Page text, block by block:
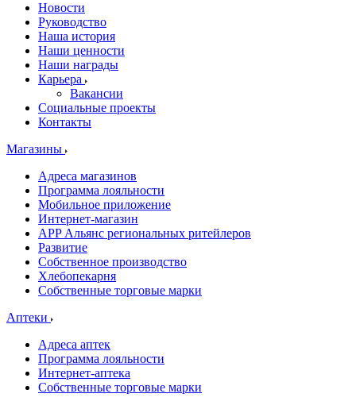
Новости
Руководство
Наша история
Наши ценности
Наши награды
Карьера
Вакансии
Социальные проекты
Контакты
Магазины
Адреса магазинов
Программа лояльности
Мобильное приложение
Интернет-магазин
APP Альянс региональных ритейлеров
Развитие
Собственное производство
Хлебопекарня
Собственные торговые марки
Аптеки
Адреса аптек
Программа лояльности
Интернет-аптека
Собственные торговые марки